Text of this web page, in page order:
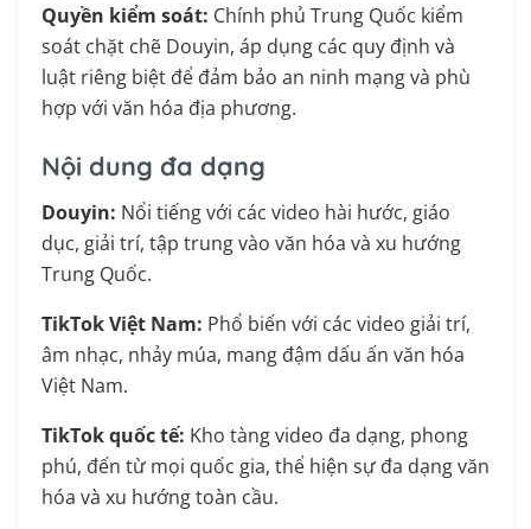
Quyền kiểm soát: Chính phủ Trung Quốc kiểm
soát chặt chẽ Douyin, áp dụng các quy định và
luật riêng biệt để đảm bảo an ninh mạng và phù
hợp với văn hóa địa phương.
Nội dung đa dạng
Douyin: Nổi tiếng với các video hài hước, giáo
dục, giải trí, tập trung vào văn hóa và xu hướng
Trung Quốc.
TikTok Việt Nam: Phổ biến với các video giải trí,
âm nhạc, nhảy múa, mang đậm dấu ấn văn hóa
Việt Nam.
TikTok quốc tế: Kho tàng video đa dạng, phong
phú, đến từ mọi quốc gia, thể hiện sự đa dạng văn
hóa và xu hướng toàn cầu.